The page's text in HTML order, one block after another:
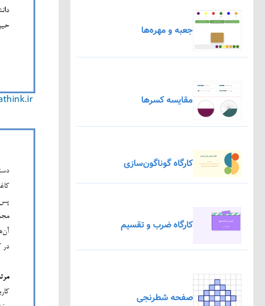
جعبه و مهره‌ها
مقایسه کسرها
کارگاه گوناگون‌سازی
کارگاه ضرب و تقسیم
صفحه شطرنجی